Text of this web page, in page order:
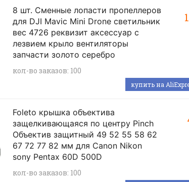
8 шт. Сменные лопасти пропеллеров
для DJI Mavic Mini Drone светильник
вес 4726 реквизит аксессуар с
лезвием крыло вентиляторы
запчасти золото серебро
кол-во заказов: 100
купить на
Foleto крышка объектива
защелкивающаяся по центру Pinch
Объектив защитный 49 52 55 58 62
67 72 77 82 мм для Canon Nikon
sony Pentax 60D 500D
кол-во заказов: 100